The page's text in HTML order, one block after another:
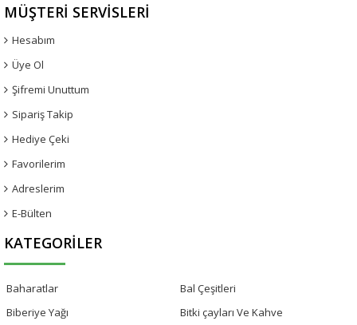
MÜŞTERI SERVISLERI
Hesabım
Üye Ol
Şifremi Unuttum
Sipariş Takip
Hediye Çeki
Favorilerim
Adreslerim
E-Bülten
KATEGORILER
Baharatlar
Bal Çeşitleri
Biberiye Yağı
Bitki çayları Ve Kahve